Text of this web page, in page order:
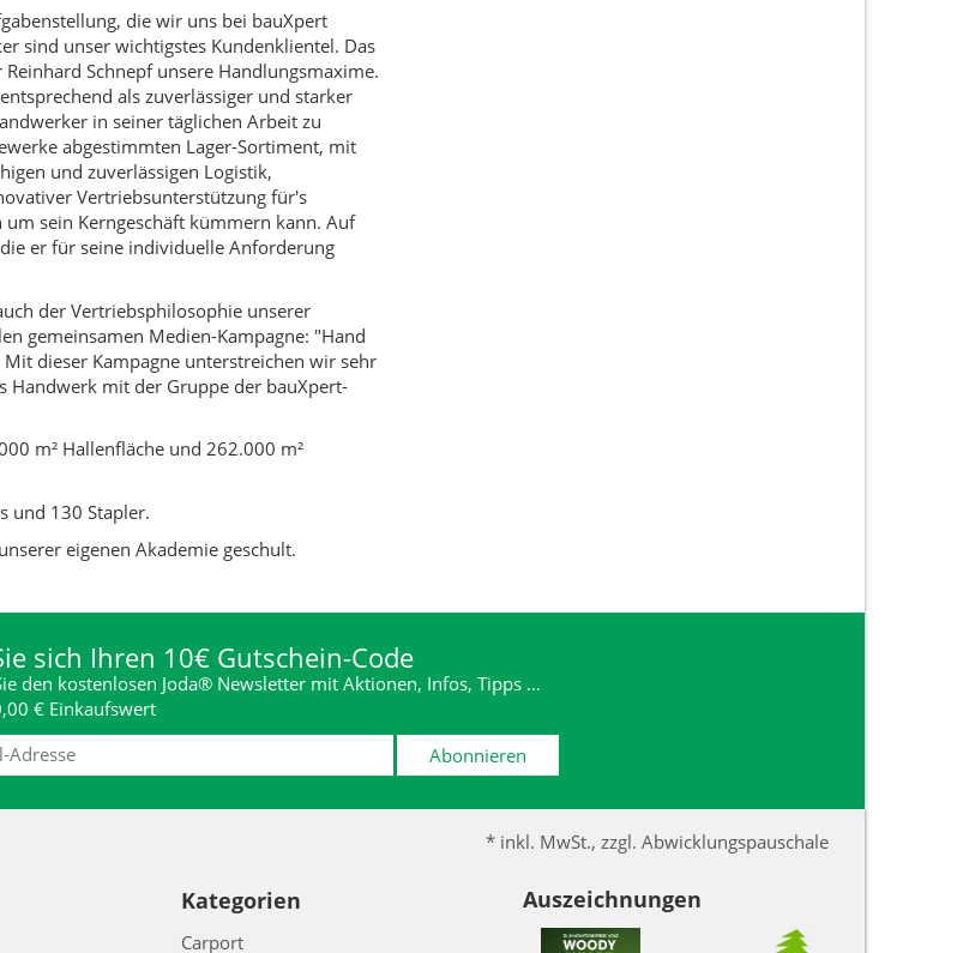
die wir uns bei bauXpert
sind unser wichtigstes Kundenklientel. Das
Schnepf unsere Handlungsmaxime.
als zuverlässiger und starker
in seiner täglichen Arbeit zu
abgestimmten Lager-Sortiment, mit
und zuverlässigen Logistik,
Vertriebsunterstützung für's
sein Kerngeschäft kümmern kann. Auf
er für seine individuelle Anforderung
der Vertriebsphilosophie unserer
gemeinsamen Medien-Kampagne: "Hand
dieser Kampagne unterstreichen wir sehr
Handwerk mit der Gruppe der bauXpert-
m² Hallenfläche und 262.000 m²
und 130 Stapler.
eigenen Akademie geschult.
sich Ihren 10€ Gutschein-Code
den kostenlosen Joda® Newsletter mit Aktionen, Infos, Tipps …
€ Einkaufswert
Abonnieren
* inkl. MwSt., zzgl. Abwicklungspauschale
Kategorien
Carport
Auszeichnungen